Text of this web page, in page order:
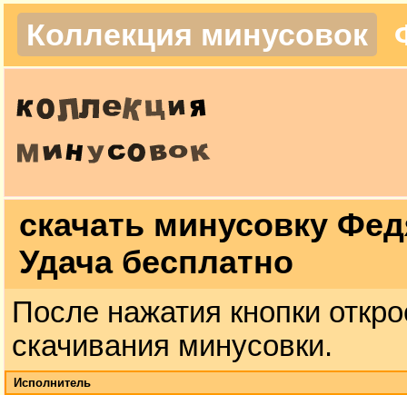
Коллекция минусовок
скачать минусовку
Удача бесплатно
После нажатия кнопки
скачивания минусовки.
Исполнитель